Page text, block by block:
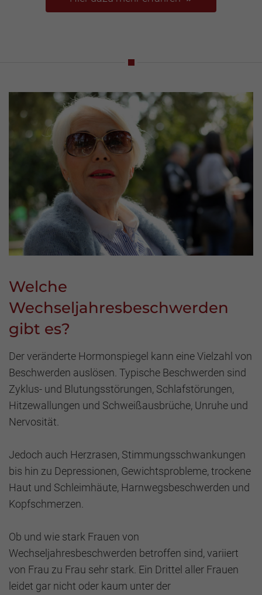
Welche
Wechseljahresbeschwerden
gibt es?
Der veränderte Hormonspiegel kann eine Vielzahl von
Beschwerden auslösen. Typische Beschwerden sind
Zyklus- und Blutungsstörungen, Schlafstörungen,
Hitzewallungen und Schweißausbrüche, Unruhe und
Nervosität.
Jedoch auch Herzrasen, Stimmungsschwankungen
bis hin zu Depressionen, Gewichtsprobleme, trockene
Haut und Schleimhäute, Harnwegsbeschwerden und
Kopfschmerzen.
Ob und wie stark Frauen von
Wechseljahresbeschwerden betroffen sind, variiert
von Frau zu Frau sehr stark. Ein Drittel aller Frauen
leidet gar nicht oder kaum unter der